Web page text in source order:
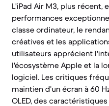
L'iPad Air M3, plus récent,
performances
classe ordinateur, le
créatives et les
utilisateurs apprécient
l'écosystème Apple et la
logiciel. Les critiques
maintien d'un écran à 60
OLED, des